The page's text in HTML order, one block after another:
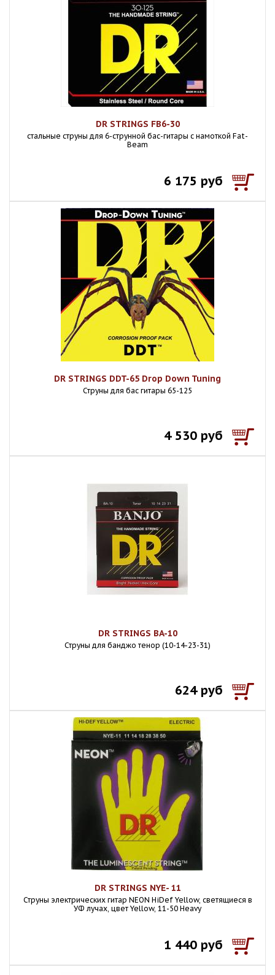
DR STRINGS FB6-30
стальные струны для 6-струнной бас-гитары с намоткой Fat-
Beam
6 175 руб
DR STRINGS DDT-65 Drop Down Tuning
Струны для бас гитары 65-125
4 530 руб
DR STRINGS BA-10
Струны для банджо тенор (10-14-23-31)
624 руб
DR STRINGS NYE- 11
Струны электрических гитар NEON HiDef Yellow, светящиеся в
УФ лучах, цвет Yellow, 11-50 Heavy
1 440 руб